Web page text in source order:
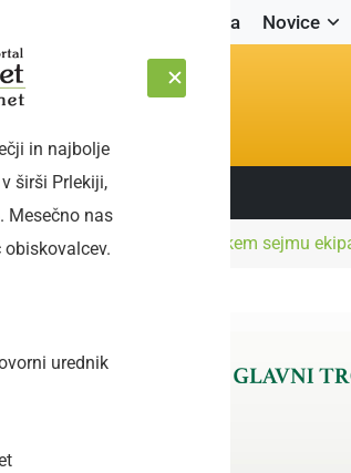
Naslovnica Novice
Sledite nam:
in najbolje
širši Prlekiji,
Mesečno nas
urednik
DružabnoTudi letos na Prleškem sejmu